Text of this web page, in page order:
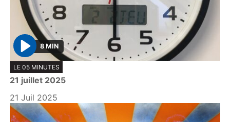
P
l
a
y
8 MIN
LE 05 MINUTES
21 juillet 2025
21 Juil 2025